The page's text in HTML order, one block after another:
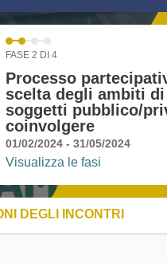
FASE 2 DI 4
Processo
scelta degli ambiti
soggetti pubblico/
coinvolgere
01/02/2024 - 31/05/2024
Visualizza le fasi
DEGLI INCONTRI